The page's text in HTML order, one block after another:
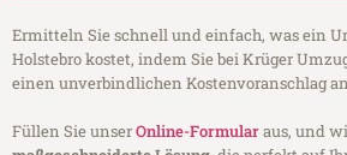
Ermitteln Sie schnell und einfach, was ein
Holstebro kostet, indem Sie bei Krüger
einen unverbindlichen Kostenvoranschlag
Füllen Sie unserOnline-Formularaus, und